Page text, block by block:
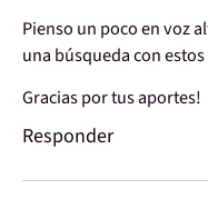
Pienso un poco en voz
una búsqueda con
Gracias por tus aportes!
Responder